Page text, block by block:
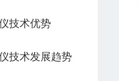
技术优势
技术发展趋势